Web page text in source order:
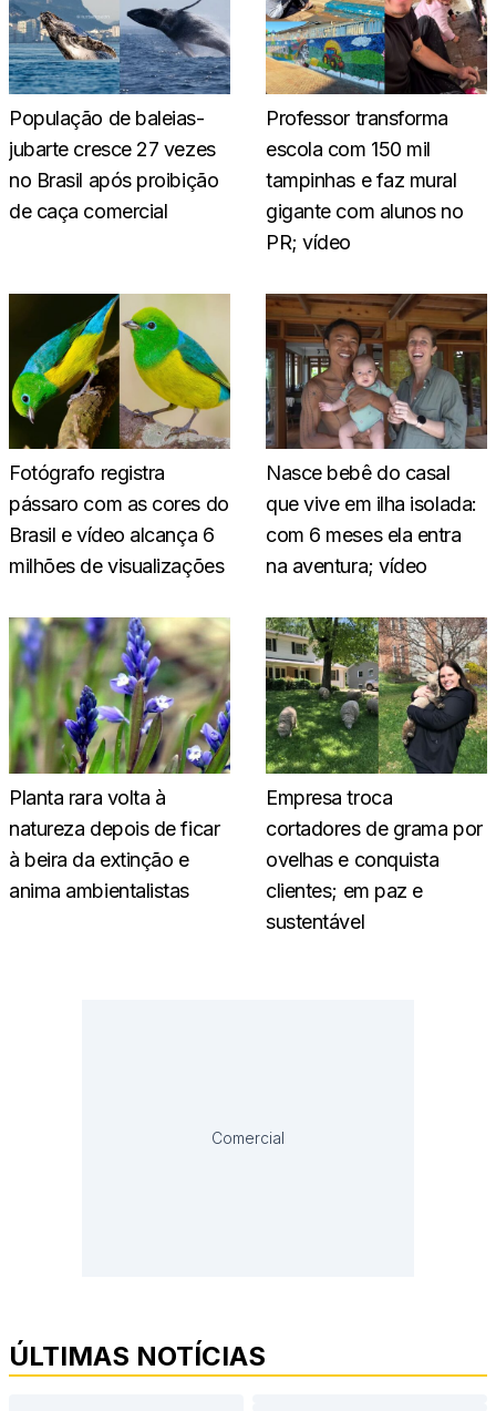
População de baleias-
jubarte cresce 27 vezes
no Brasil após proibição
de caça comercial
Professor transforma
escola com 150 mil
tampinhas e faz mural
gigante com alunos no
PR; vídeo
Fotógrafo registra
pássaro com as cores do
Brasil e vídeo alcança 6
milhões de visualizações
Nasce bebê do casal
que vive em ilha isolada:
com 6 meses ela entra
na aventura; vídeo
Planta rara volta à
natureza depois de ficar
à beira da extinção e
anima ambientalistas
Empresa troca
cortadores de grama por
ovelhas e conquista
clientes; em paz e
sustentável
Comercial
ÚLTIMAS NOTÍCIAS